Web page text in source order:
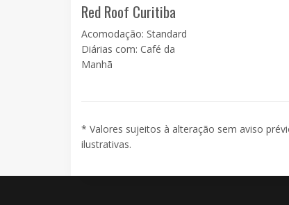
Red Roof Curitiba
Acomodação: Standard
Diárias com: Café da
Manhã
* Valores sujeitos à alteração sem aviso
ilustrativas.